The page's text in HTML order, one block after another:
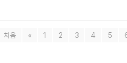
처음 « 1 2 3 4 5